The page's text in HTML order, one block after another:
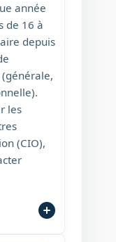
année
de 16 à
depuis
les
(CIO),